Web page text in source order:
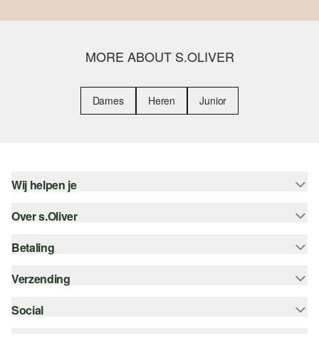
MORE ABOUT S.OLIVER
Dames Heren Junior
Wij helpen je
Help - FAQ
Maattabel
Top categorieën
Over s.Oliver
Nieuwsbrief
s.Oliver Card
Betaling
Koop op rekening
Creditcard
Verzending
bpost
Social